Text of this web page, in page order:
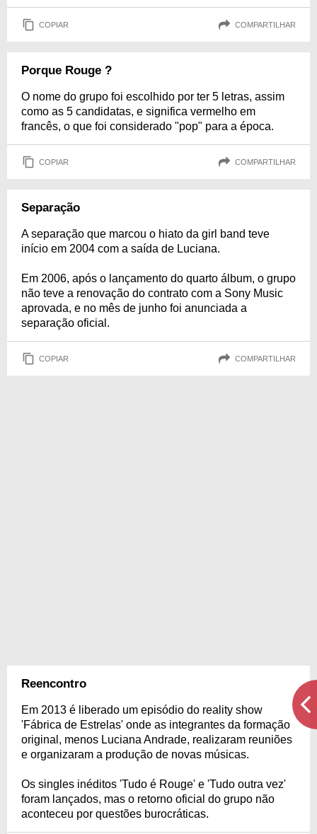
COPIAR COMPARTILHAR
Porque Rouge ?
O nome do grupo foi escolhido por ter 5 letras, assim
como as 5 candidatas, e significa vermelho em
francês, o que foi considerado "pop" para a época.
COPIAR COMPARTILHAR
Separação
A separação que marcou o hiato da girl band teve
início em 2004 com a saída de Luciana.
Em 2006, após o lançamento do quarto álbum, o grupo
não teve a renovação do contrato com a Sony Music
aprovada, e no mês de junho foi anunciada a
separação oficial.
COPIAR COMPARTILHAR
Reencontro
Em 2013 é liberado um episódio do reality show
'Fábrica de Estrelas' onde as integrantes da formação
original, menos Luciana Andrade, realizaram reuniões
e organizaram a produção de novas músicas.
Os singles inéditos 'Tudo é Rouge' e 'Tudo outra vez'
foram lançados, mas o retorno oficial do grupo não
aconteceu por questões burocráticas.